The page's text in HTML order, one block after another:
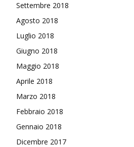
Settembre 2018
Agosto 2018
Luglio 2018
Giugno 2018
Maggio 2018
Aprile 2018
Marzo 2018
Febbraio 2018
Gennaio 2018
Dicembre 2017